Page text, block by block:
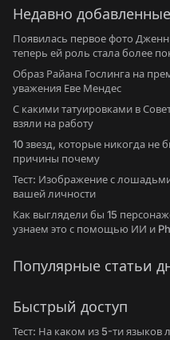
Недавно добавленные
Появилась первое фото
теперь ей роль стала более
Образ Райана Гослинга на
уважения Еве Мендес
С какими татуировками в
взяли на работу
10 звезд, которые никогда не
причины почему
Тест: Изображение с
вашей личности
Как выглядели бы 15
узнаем это с помощью ИИ и
Популярные статьи
Быстрый доступ
Тест: На каком из 5-ти языков